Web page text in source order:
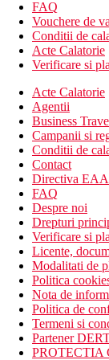
Hotelul dispune
Piscina
Etaje
Serviciu
Descrierea plajei
La 300m
Activitati
piscina
Masa
Situat la
Barul de
Va
Categoria
4 stele
FAQ
Vouchere de
Conditii de
Acte Calatorie
Verificare si
Acte Calatorie
Agentii
Business
Campanii si
Conditii de
Contact
Directiva EAA
FAQ
Despre noi
Drepturi
Verificare si
Licente,
Modalitati de
Politica
Nota de
Politica de
Termeni si
Partener
PROTECTIA